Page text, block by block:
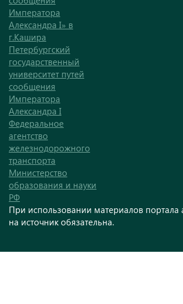
Императора
Александра I» в
г.Кашира
Петербургский
государственный
университет путей
сообщения
Императора
Александра I
Федеральное
агентство
железнодорожного
транспорта
Министерство
образования и науки
РФ
При использовании материалов портала
на источник обязательна.